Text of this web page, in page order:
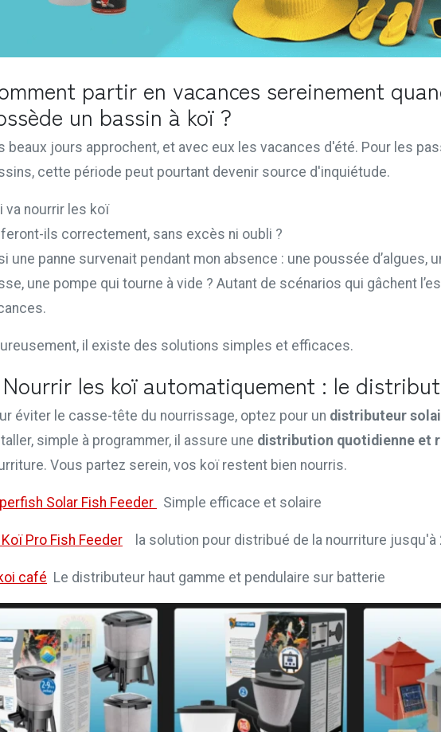
partir en vacances sereinement
un bassin à koï ?
beaux jours approchent, et avec eux les vacances d'été. Pour les
cette période peut pourtant devenir source d'inquiétude.
va nourrir les koï
feront-ils correctement, sans excès ni oubli ?
une panne survenait pendant mon absence : une poussée d’algues,
une pompe qui tourne à vide ? Autant de scénarios qui gâchent
il existe des solutions simples et efficaces.
Nourrir les koï automatiquement : le
éviter le casse-tête du nourrissage, optez pour un distributeur
simple à programmer, il assure une distribution quotidienne et
Vous partez serein, vos koï restent bien nourris.
Solar Fish Feeder Simple efficace et solaire
Koï Pro Fish Feeder la solution pour distribué de la nourriture jusqu'à
café Le distributeur haut gamme et pendulaire sur batterie